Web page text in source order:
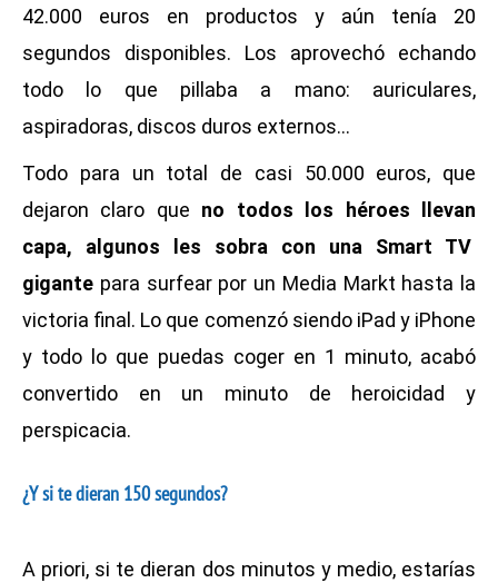
42.000 euros en productos y aún tenía 20
segundos disponibles. Los aprovechó echando
todo lo que pillaba a mano: auriculares,
aspiradoras, discos duros externos…
Todo para un total de casi 50.000 euros, que
dejaron claro que no todos los héroes llevan
capa, algunos les sobra con una Smart TV
gigante para surfear por un Media Markt hasta la
victoria final. Lo que comenzó siendo iPad y iPhone
y todo lo que puedas coger en 1 minuto, acabó
convertido en un minuto de heroicidad y
perspicacia.
¿Y si te dieran 150 segundos?
A priori, si te dieran dos minutos y medio, estarías